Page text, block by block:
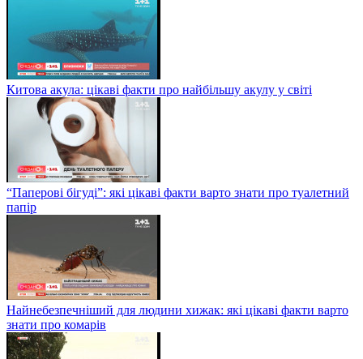
Китова акула: цікаві факти про найбільшу акулу у світі
“Паперові бігуді”: які цікаві факти варто знати про туалетний
папір
Найнебезпечніший для людини хижак: які цікаві факти варто
знати про комарів